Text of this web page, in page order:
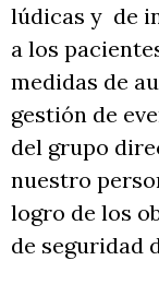
lúdicas y de
a los
medidas de
gestión de
del grupo
nuestro
logro de los
de seguridad